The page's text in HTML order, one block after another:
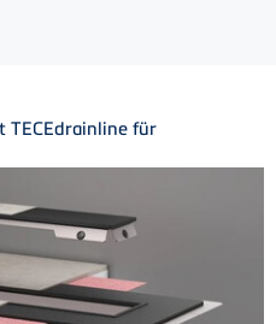
TECEdrainline für